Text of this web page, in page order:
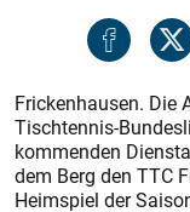
Frickenhausen. Die
Tischtennis-
kommenden
dem Berg den TTC
Heimspiel der